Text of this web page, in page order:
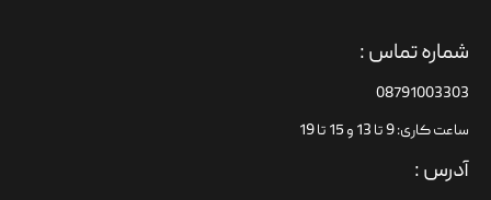
شماره تماس :
08791003303
ساعت کاری: 9 تا 13 و 15 تا 19
آدرس :